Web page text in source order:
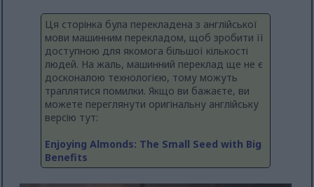
Ця сторінка була перекладена з англійської
мови машинним перекладом, щоб зробити її
доступною для якомога більшої кількості
людей. На жаль, машинний переклад ще не є
досконалою технологією, тому можуть
траплятися помилки. Якщо ви бажаєте, ви
можете переглянути оригінальну англійську
версію тут:
Enjoying Almonds: The Small Seed with Big
Benefits